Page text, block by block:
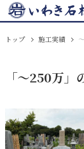
トップ 施工実績
「〜250万」